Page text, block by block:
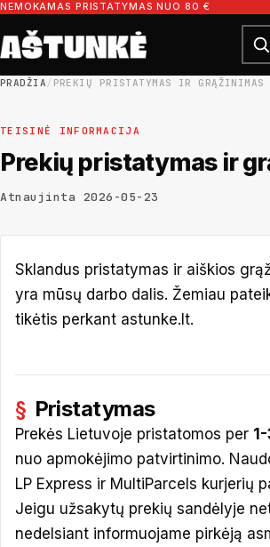
Pereiti prie turinio
NEMOKAMAS PRISTATYMAS NUO 80 €
Ieškoti dalių
Ieškoti
PRADŽIA / PREKIŲ PRISTATYMAS IR GRĄŽINIMAS
TEISINĖ INFORMACIJA
Prekių pristatymas ir
Atnaujinta 2026-05-23
Sklandus pristatymas ir aiškios
yra mūsų darbo dalis. Žemiau
tikėtis perkant astunke.lt.
Pristatymas
Prekės Lietuvoje pristatomos per
nuo apmokėjimo patvirtinimo.
LP Express ir MultiParcels kurjerių
Jeigu užsakytų prekių sandėlyje
nedelsiant informuojame pirkėją